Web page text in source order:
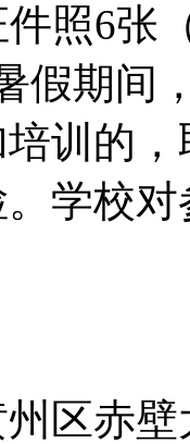
件照6张
假期间
训的
学校
区赤